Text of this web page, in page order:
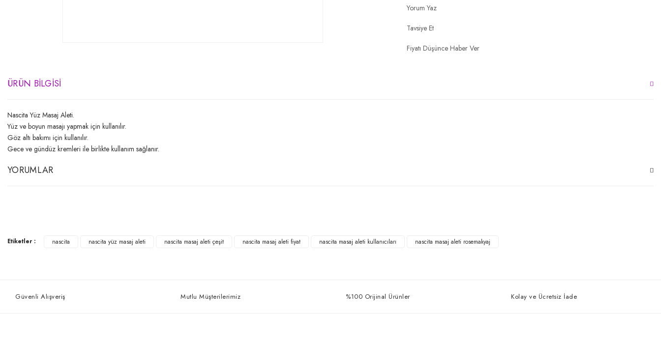
Yorum Yaz
Tavsiye Et
Fiyatı Düşünce Haber Ver
ÜRÜN BILGISI
Nascita Yüz Masaj Aleti.
Yüz ve boyun masajı yapmak için kullanılır.
Göz altı bakımı için kullanılır.
Gece ve gündüz kremleri ile birlikte kullanım sağlanır.
YORUMLAR
Yorum Yaz
Etiketler : nascita nascita yüz masaj aleti nascita masaj aleti çeşit nascita masaj aleti fiyat nascita masaj aleti kullanıcıları nascita masaj aleti rosemakyaj
Güvenli Alışveriş Mutlu Müşterilerimiz %100 Orijinal Ürünler Kolay ve Ücretsiz İade